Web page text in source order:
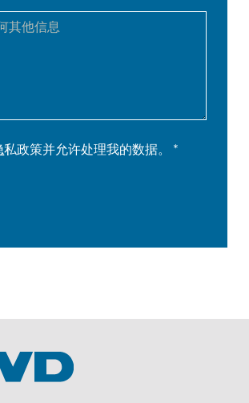
私政策并允许处理我的数据。